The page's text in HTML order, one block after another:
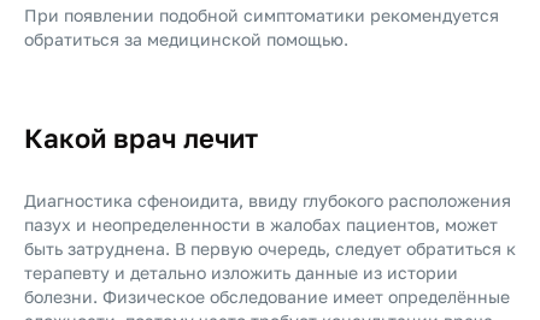
При появлении подобной симптоматики рекомендуется
обратиться за медицинской помощью.
Какой врач лечит
Диагностика сфеноидита, ввиду глубокого расположения
пазух и неопределенности в жалобах пациентов, может
быть затруднена. В первую очередь, следует обратиться к
терапевту и детально изложить данные из истории
болезни. Физическое обследование имеет определённые